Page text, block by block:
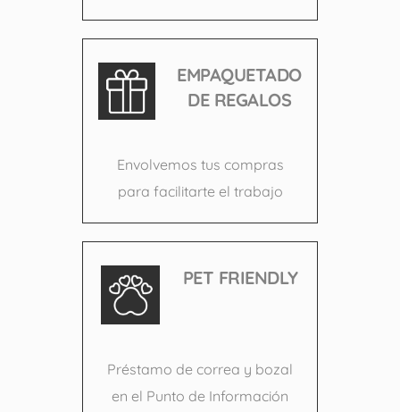
EMPAQUETADO
DE REGALOS
Envolvemos tus compras
para facilitarte el trabajo
PET FRIENDLY
Préstamo de correa y bozal
en el Punto de Información